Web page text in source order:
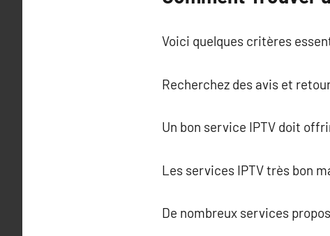
Voici quelques critères
Recherchez des avis et
Un bon service IPTV doit
Les services IPTV très bon
De nombreux services